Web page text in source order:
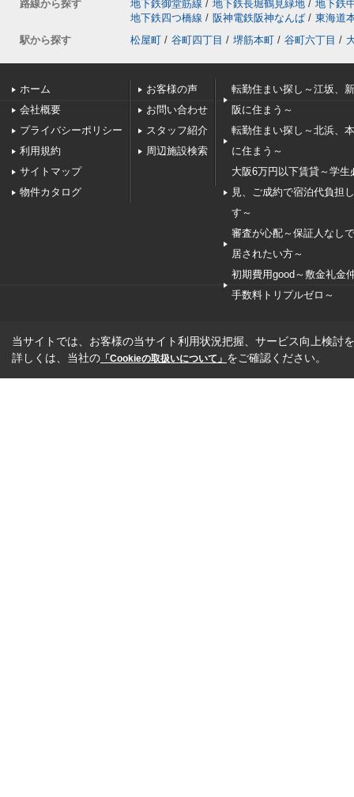
路線から探す 地下鉄御堂筋線 / 地下鉄長堀鶴見緑地 / 地下鉄
地下鉄四つ橋線 / 阪神電鉄阪神なんば / 東海道
駅から探す
松屋町 / 谷町四丁目 / 堺筋本町 / 谷町六丁目 /
ホーム
会社概要
プライバシーポリシー
利用規約
サイトマップ
物件カタログ
お客様の声
お問い合わせ
スタッフ紹介
周辺施設検索
転勤住まい探し～江坂、
阪に住まう～
転勤住まい探し～北浜、
に住まう～
大阪6万円以下賃貸～学生
見、ご成約で宿泊代負担
す～
審査が心配～保証人なし
居されたい方～
初期費用good～敷金礼金
手数料トリプルゼロ～
当サイトでは、お客様の当サイト利用状況把握、サービス向上検討
詳しくは、当社の 「Cookieの取扱いについて」 をご確認ください。